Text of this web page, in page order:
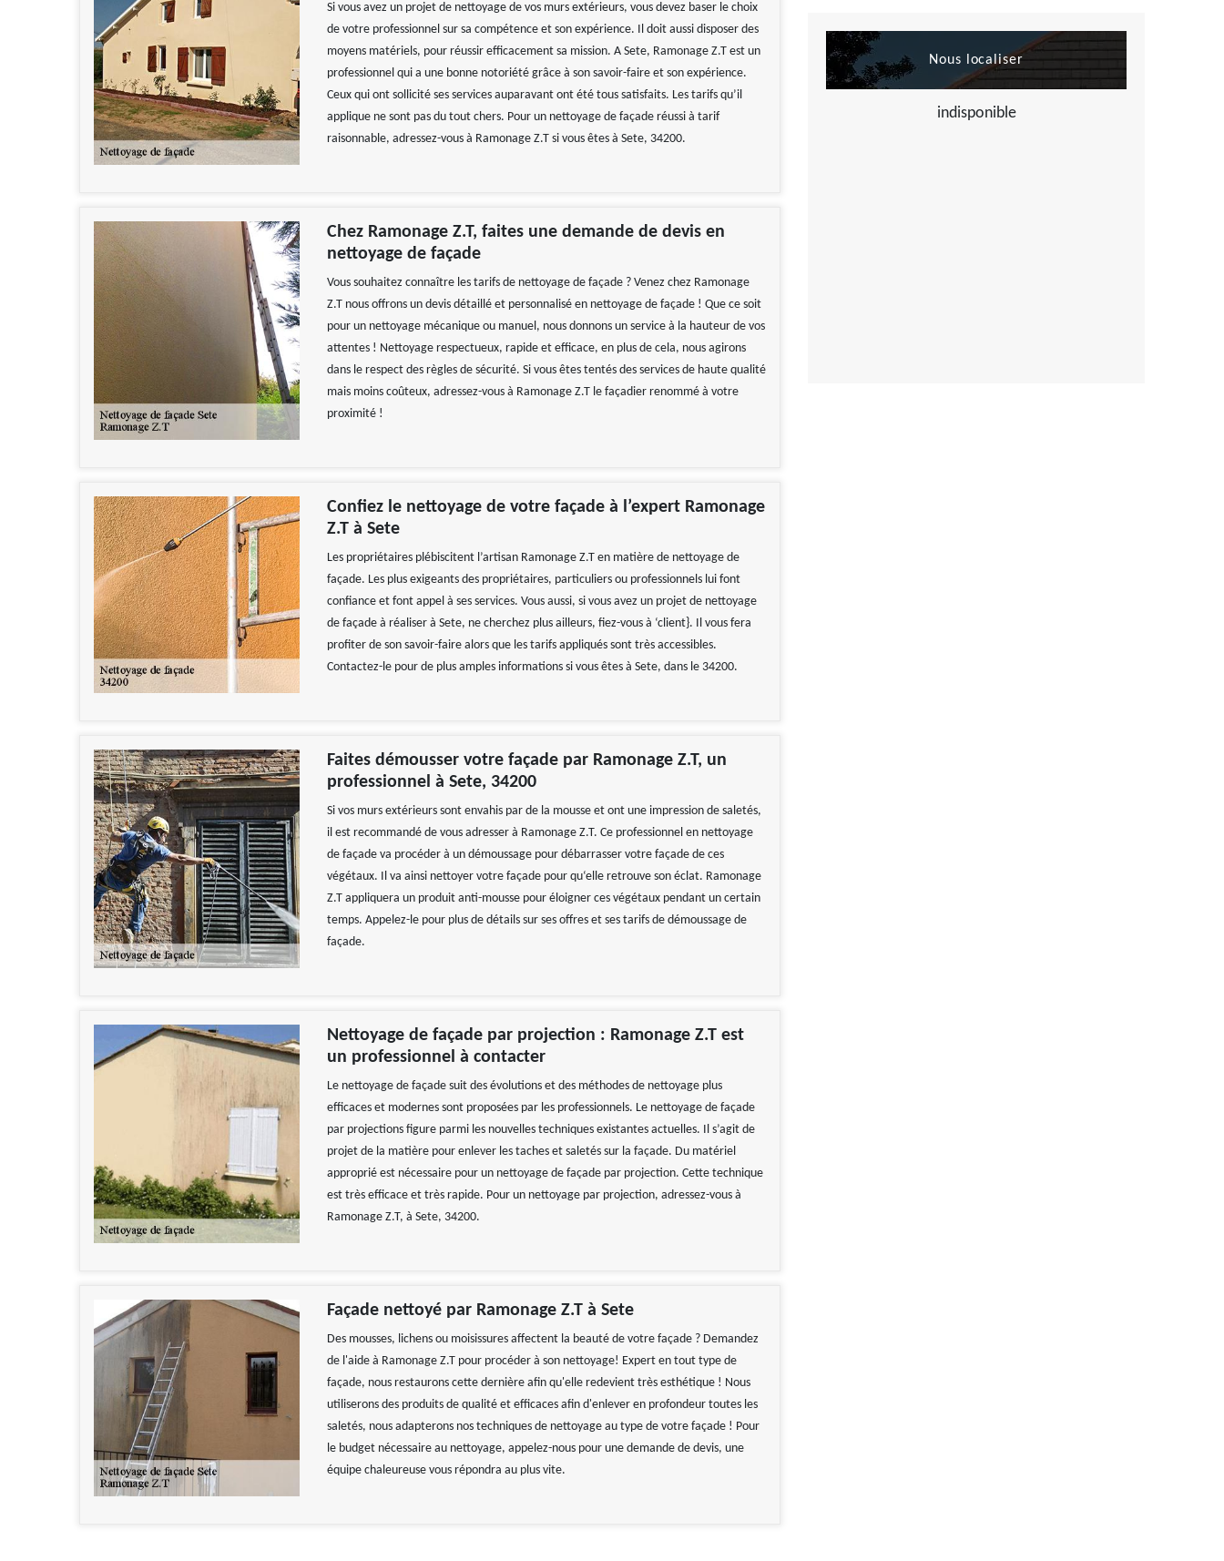
Si vous avez un projet de nettoyage de vos murs extérieurs, vous devez baser le choix
de votre professionnel sur sa compétence et son expérience. Il doit aussi disposer des
moyens matériels, pour réussir efficacement sa mission. A Sete, Ramonage Z.T est un
professionnel qui a une bonne notoriété grâce à son savoir-faire et son expérience.
Ceux qui ont sollicité ses services auparavant ont été tous satisfaits. Les tarifs qu’il
applique ne sont pas du tout chers. Pour un nettoyage de façade réussi à tarif
raisonnable, adressez-vous à Ramonage Z.T si vous êtes à Sete, 34200.
Chez Ramonage Z.T, faites une demande de devis en
nettoyage de façade
Vous souhaitez connaître les tarifs de nettoyage de façade ? Venez chez Ramonage
Z.T nous offrons un devis détaillé et personnalisé en nettoyage de façade ! Que ce soit
pour un nettoyage mécanique ou manuel, nous donnons un service à la hauteur de vos
attentes ! Nettoyage respectueux, rapide et efficace, en plus de cela, nous agirons
dans le respect des règles de sécurité. Si vous êtes tentés des services de haute qualité
mais moins coûteux, adressez-vous à Ramonage Z.T le façadier renommé à votre
proximité !
Confiez le nettoyage de votre façade à l’expert Ramonage
Z.T à Sete
Les propriétaires plébiscitent l’artisan Ramonage Z.T en matière de nettoyage de
façade. Les plus exigeants des propriétaires, particuliers ou professionnels lui font
confiance et font appel à ses services. Vous aussi, si vous avez un projet de nettoyage
de façade à réaliser à Sete, ne cherchez plus ailleurs, fiez-vous à ‘client}. Il vous fera
profiter de son savoir-faire alors que les tarifs appliqués sont très accessibles.
Contactez-le pour de plus amples informations si vous êtes à Sete, dans le 34200.
Faites démousser votre façade par Ramonage Z.T, un
professionnel à Sete, 34200
Si vos murs extérieurs sont envahis par de la mousse et ont une impression de saletés,
il est recommandé de vous adresser à Ramonage Z.T. Ce professionnel en nettoyage
de façade va procéder à un démoussage pour débarrasser votre façade de ces
végétaux. Il va ainsi nettoyer votre façade pour qu‘elle retrouve son éclat. Ramonage
Z.T appliquera un produit anti-mousse pour éloigner ces végétaux pendant un certain
temps. Appelez-le pour plus de détails sur ses offres et ses tarifs de démoussage de
façade.
Nettoyage de façade par projection : Ramonage Z.T est
un professionnel à contacter
Le nettoyage de façade suit des évolutions et des méthodes de nettoyage plus
efficaces et modernes sont proposées par les professionnels. Le nettoyage de façade
par projections figure parmi les nouvelles techniques existantes actuelles. Il s’agit de
projet de la matière pour enlever les taches et saletés sur la façade. Du matériel
approprié est nécessaire pour un nettoyage de façade par projection. Cette technique
est très efficace et très rapide. Pour un nettoyage par projection, adressez-vous à
Ramonage Z.T, à Sete, 34200.
Façade nettoyé par Ramonage Z.T à Sete
Des mousses, lichens ou moisissures affectent la beauté de votre façade ? Demandez
de l'aide à Ramonage Z.T pour procéder à son nettoyage! Expert en tout type de
façade, nous restaurons cette dernière afin qu'elle redevient très esthétique ! Nous
utiliserons des produits de qualité et efficaces afin d'enlever en profondeur toutes les
saletés, nous adapterons nos techniques de nettoyage au type de votre façade ! Pour
le budget nécessaire au nettoyage, appelez-nous pour une demande de devis, une
équipe chaleureuse vous répondra au plus vite.
Nous localiser
indisponible